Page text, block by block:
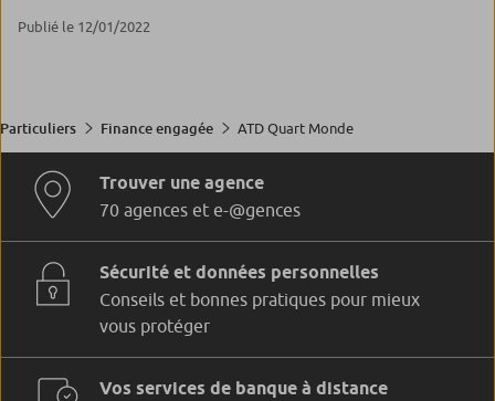
Publié le 12/01/2022
Particuliers Finance engagée ATD Quart Monde
Trouver une agence
70 agences et e-@gences
Sécurité et données personnelles
Conseils et bonnes pratiques pour mieux
vous protéger
Vos services de banque à distance